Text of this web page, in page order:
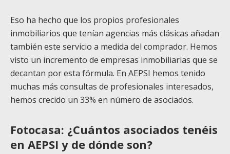
Eso ha hecho que los propios profesionales
inmobiliarios que tenían agencias más clásicas añadan
también este servicio a medida del comprador. Hemos
visto un incremento de empresas inmobiliarias que se
decantan por esta fórmula. En AEPSI hemos tenido
muchas más consultas de profesionales interesados,
hemos crecido un 33% en número de asociados.
Fotocasa: ¿Cuántos asociados tenéis
en AEPSI y de dónde son?